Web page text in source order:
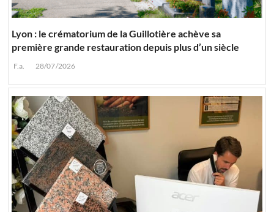
Lyon : le crématorium de la Guillotière achève sa
première grande restauration depuis plus d’un siècle
F.a. 28/07/2026